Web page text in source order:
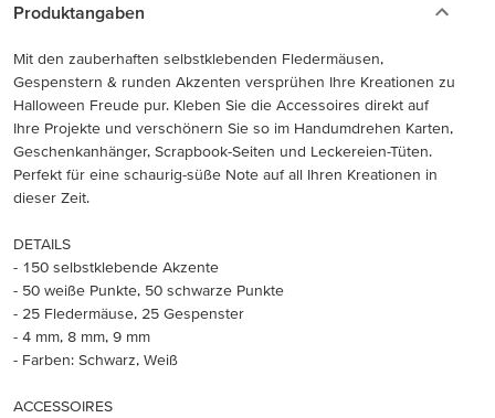
Produktangaben
Mit den zauberhaften selbstklebenden Fledermäusen,
Gespenstern & runden Akzenten versprühen Ihre Kreationen zu
Halloween Freude pur. Kleben Sie die Accessoires direkt auf
Ihre Projekte und verschönern Sie so im Handumdrehen Karten,
Geschenkanhänger, Scrapbook-Seiten und Leckereien-Tüten.
Perfekt für eine schaurig-süße Note auf all Ihren Kreationen in
dieser Zeit.
DETAILS
- 150 selbstklebende Akzente
- 50 weiße Punkte, 50 schwarze Punkte
- 25 Fledermäuse, 25 Gespenster
- 4 mm, 8 mm, 9 mm
- Farben: Schwarz, Weiß
ACCESSOIRES